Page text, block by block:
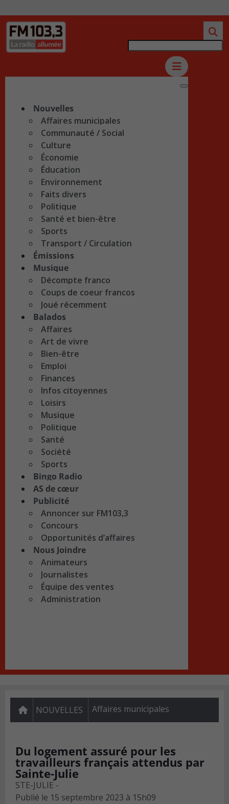
Nouvelles
Affaires municipales
Communauté / Social
Culture
Économie
Éducation
Environnement
Faits divers
Politique
Santé et bien-être
Sports
Transport / Circulation
Émissions
Musique
Décompte franco
Coups de coeur francos
Joué récemment
Balados
Affaires
Art de vivre
Bien-être
Emploi
Finances
Infos citoyennes
Loisirs
Musique
Politique
Santé
Société
Sports
Bingo Radio
AS de cœur
Publicité
Annoncer sur FM103,3
Concours
Opportunités d’affaires
Nous Joindre
Animateurs
Journalistes
Équipe des ventes
Administration
NOUVELLES Affaires municipales
Du logement assuré pour les
travailleurs français attendus par
Sainte-Julie
STE-JULIE -
Publié le 15 septembre 2023 à 15h09